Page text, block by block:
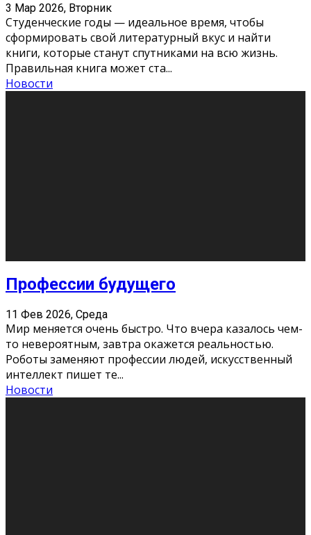
3 Мар 2026, Вторник
Студенческие годы — идеальное время, чтобы
сформировать свой литературный вкус и найти
книги, которые станут спутниками на всю жизнь.
Правильная книга может ста...
Новости
Как бороться со стрессом
11 Фев 2026, Среда
Стресс – нормальная реакция организма, когда
факторов, воздействующих на твой организм
больше, чем ресурсов. Есть советы, как бороться со
стрессовым состояни
Новости